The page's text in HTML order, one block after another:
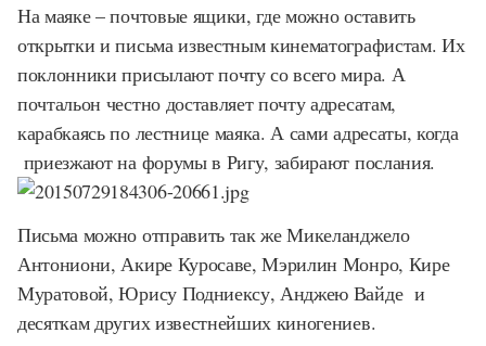
На маяке – почтовые ящики, где можно оставить
открытки и письма известным кинематографистам. Их
поклонники присылают почту со всего мира. А
почтальон честно доставляет почту адресатам,
карабкаясь по лестнице маяка. А сами адресаты, когда
приезжают на форумы в Ригу, забирают послания.
Письма можно отправить так же Микеланджело
Антониони, Акире Куросаве, Мэрилин Монро, Кире
Муратовой, Юрису Подниексу, Анджею Вайде и
десяткам других известнейших киногениев.